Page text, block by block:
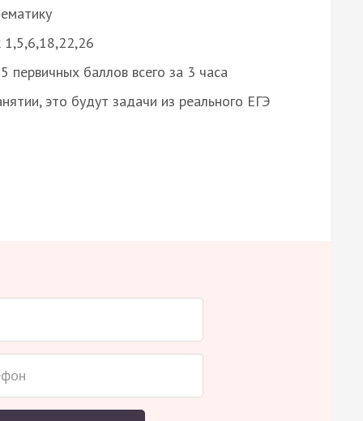
1,5,6,18,22,26
баллов всего за 3 часа
это будут задачи из реального ЕГЭ